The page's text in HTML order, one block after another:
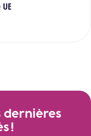
dernières
!